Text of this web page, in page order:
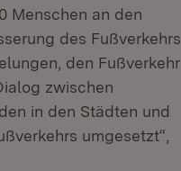
Menschen an den
des Fußverkehrs
den Fußverkehr
zwischen
in den Städten und
umgesetzt“,